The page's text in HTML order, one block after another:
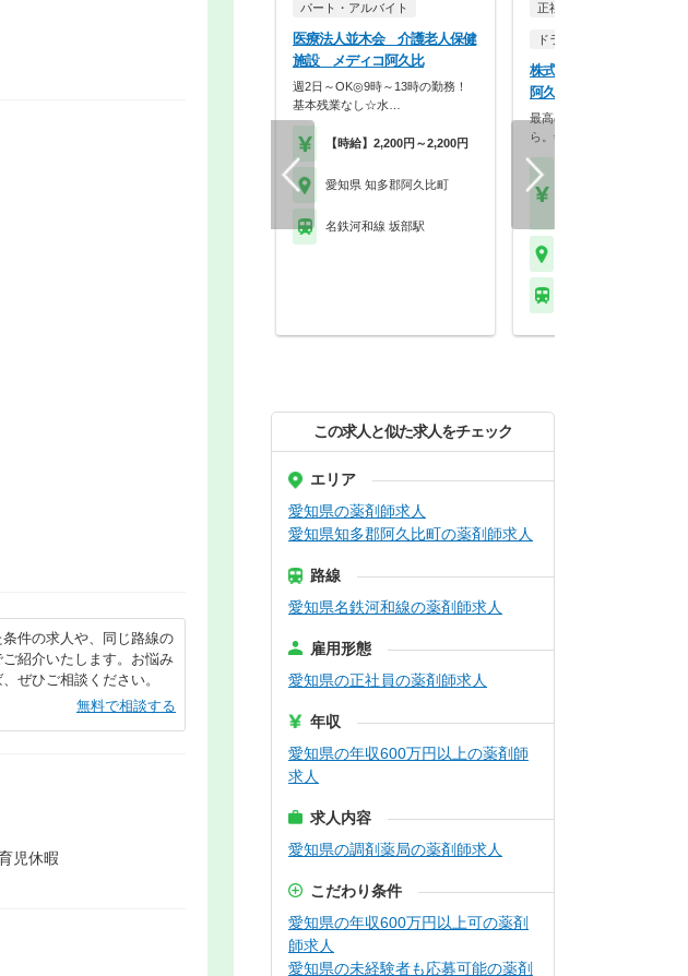
件の求人や、同じ路線の
紹介いたします。お悩み
ぜひご相談ください。
無料で相談する
児休暇
パート・アルバイト
医療法人並木会 介護老人保健
施設 メディコ阿久比
週2日～OK◎9時～13時の勤務！
基本残業なし☆水…
【時給】2,200円～2,200円
愛知県 知多郡阿久比町
名鉄河和線 坂部駅
正社員
ドラッグストア（調剤併設
株式会社スギ薬局 スギ
阿久比店
最高の服薬指導は、最高の休
ら。年2回の4連休、…
この求人と似た求人をチェック
エリア
愛知県の薬剤師求人
愛知県知多郡阿久比町の薬剤師求人
路線
愛知県名鉄河和線の薬剤師求人
雇用形態
愛知県の正社員の薬剤師求人
年収
愛知県の年収600万円以上の薬剤師
求人
求人内容
愛知県の調剤薬局の薬剤師求人
こだわり条件
愛知県の年収600万円以上可の薬剤
師求人
愛知県の未経験者も応募可能の薬剤